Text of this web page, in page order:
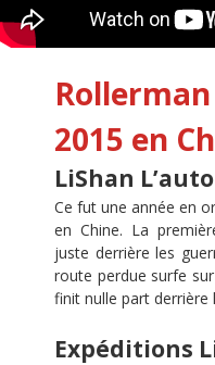
2015 en
LiShan
Ce fut une année en
en Chine. La
juste derrière les
route perdue surfe
finit nulle part derrière
Expéditions